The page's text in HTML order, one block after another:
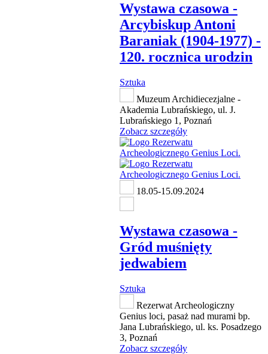
Wystawa czasowa -
Arcybiskup Antoni
Baraniak (1904-1977) -
120. rocznica urodzin
Sztuka
Muzeum Archidiecezjalne -
Akademia Lubrańskiego, ul. J.
Lubrańskiego 1, Poznań
Zobacz szczegóły
18.05-15.09.2024
Wystawa czasowa -
Gród muśnięty
jedwabiem
Sztuka
Rezerwat Archeologiczny
Genius loci, pasaż nad murami bp.
Jana Lubrańskiego, ul. ks. Posadzego
3, Poznań
Zobacz szczegóły